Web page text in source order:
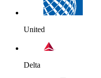
United
Delta